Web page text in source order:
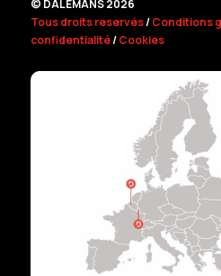
© DALEMANS 2026
Tous droits reservés/Conditions
confidentialité/Cookies